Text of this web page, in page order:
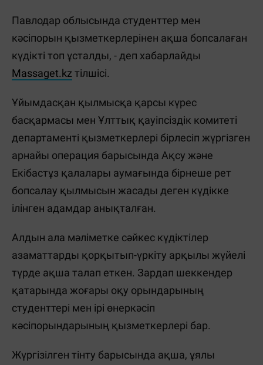
Павлодар облысында студенттер мен
кәсіпорын қызметкерлерінен ақша бопсалаған
күдікті топ ұсталды, - деп хабарлайды
Massaget.kz тілшісі.
Ұйымдасқан қылмысқа қарсы күрес
басқармасы мен Ұлттық қауіпсіздік комитеті
департаменті қызметкерлері бірлесіп жүргізген
арнайы операция барысында Ақсу және
Екібастұз қалалары аумағында бірнеше рет
бопсалау қылмысын жасады деген күдікке
ілінген адамдар анықталған.
Алдын ала мәліметке сәйкес күдіктілер
азаматтарды қорқытып-үркіту арқылы жүйелі
түрде ақша талап еткен. Зардап шеккендер
қатарында жоғары оқу орындарының
студенттері мен ірі өнеркәсіп
кәсіпорындарының қызметкерлері бар.
Жүргізілген тінту барысында ақша, ұялы